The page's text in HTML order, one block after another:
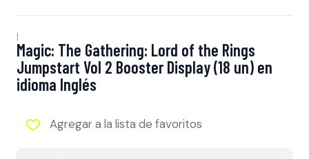
|
Magic: The Gathering: Lord of the Rings
Jumpstart Vol 2 Booster Display (18 un) en
idioma Inglés
Agregar a la lista de favoritos